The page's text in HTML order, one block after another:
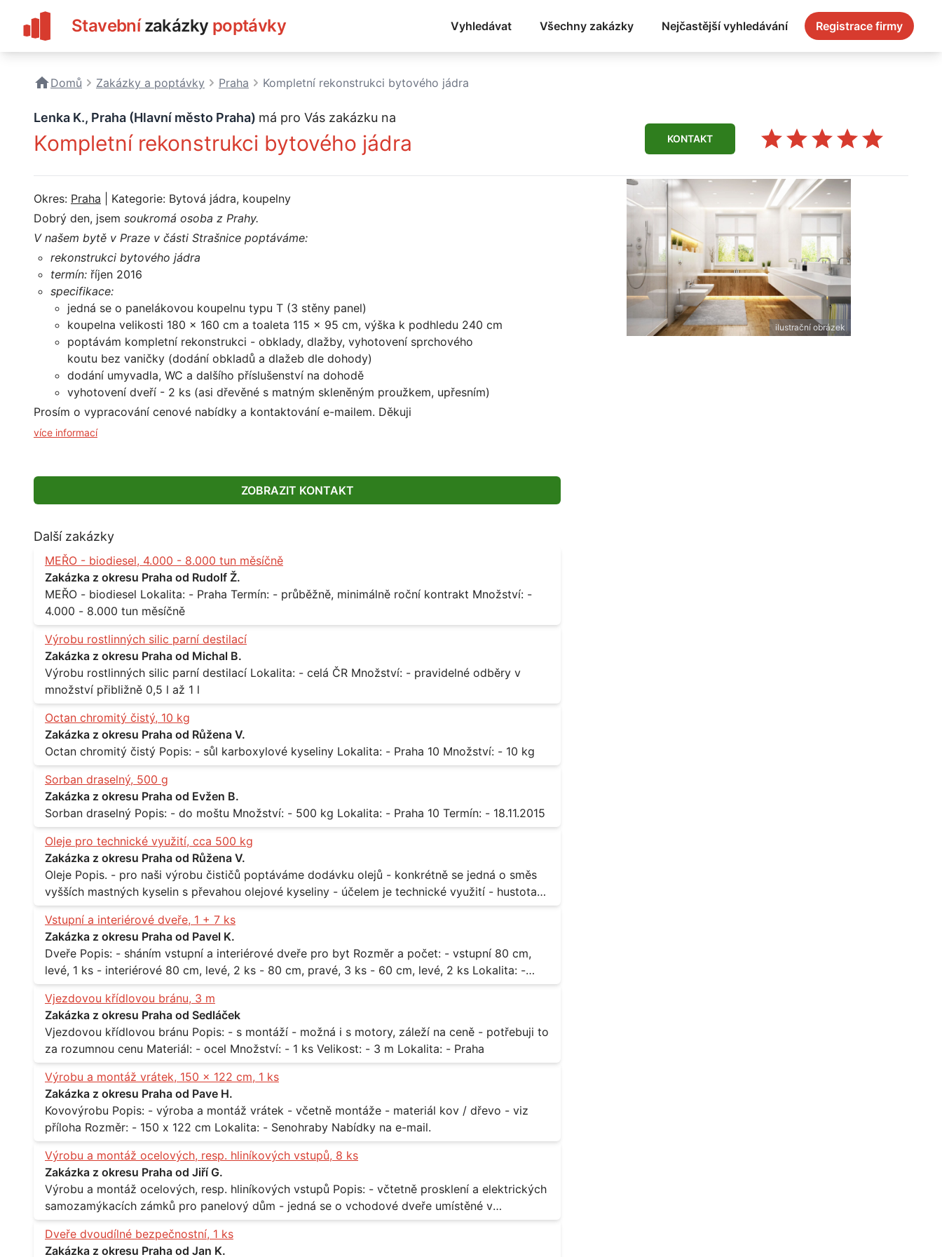
Stavební zakázky poptávky Vyhledávat Všechny zakázky Nejčastější vyhledávání Registrace firmy
Domů Zakázky a poptávky Praha Kompletní rekonstrukci bytového jádra
Lenka K., Praha (Hlavní město Praha) má pro Vás zakázku na
Kompletní rekonstrukci bytového jádra KONTAKT
Okres: Praha | Kategorie: Bytová jádra, koupelny
Dobrý den, jsem soukromá osoba z Prahy.
V našem bytě v Praze v části Strašnice poptáváme:
rekonstrukci bytového jádra
termín: říjen 2016
specifikace:
jedná se o panelákovou koupelnu typu T (3 stěny panel)
koupelna velikosti 180 x 160 cm a toaleta 115 x 95 cm, výška k podhledu 240 cm
poptávám kompletní rekonstrukci - obklady, dlažby, vyhotovení sprchového
koutu bez vaničky (dodání obkladů a dlažeb dle dohody)
dodání umyvadla, WC a dalšího příslušenství na dohodě
vyhotovení dveří - 2 ks (asi dřevěné s matným skleněným proužkem, upřesním)
Prosím o vypracování cenové nabídky a kontaktování e-mailem. Děkuji
více informací
ZOBRAZIT KONTAKT
Další zakázky
MEŘO - biodiesel, 4.000 - 8.000 tun měsíčně
Zakázka z okresu Praha od Rudolf Ž.
MEŘO - biodiesel Lokalita: - Praha Termín: - průběžně, minimálně roční kontrakt Množství: -
4.000 - 8.000 tun měsíčně
Výrobu rostlinných silic parní destilací
Zakázka z okresu Praha od Michal B.
Výrobu rostlinných silic parní destilací Lokalita: - celá ČR Množství: - pravidelné odběry v
množství přibližně 0,5 l až 1 l
Octan chromitý čistý, 10 kg
Zakázka z okresu Praha od Růžena V.
Octan chromitý čistý Popis: - sůl karboxylové kyseliny Lokalita: - Praha 10 Množství: - 10 kg
Sorban draselný, 500 g
Zakázka z okresu Praha od Evžen B.
Sorban draselný Popis: - do moštu Množství: - 500 kg Lokalita: - Praha 10 Termín: - 18.11.2015
Oleje pro technické využití, cca 500 kg
Zakázka z okresu Praha od Růžena V.
Oleje Popis. - pro naši výrobu čističů poptáváme dodávku olejů - konkrétně se jedná o směs
vyšších mastných kyselin s převahou olejové kyseliny - účelem je technické využití - hustota
při 20°C - cca 870 kg / m3 Balení: - po 190 kg v sudu Množství: - cca 500 kg - roční spotřeba
Lokalita: - Praha
Vstupní a interiérové dveře, 1 + 7 ks
Zakázka z okresu Praha od Pavel K.
Dveře Popis: - sháním vstupní a interiérové dveře pro byt Rozměr a počet: - vstupní 80 cm,
levé, 1 ks - interiérové 80 cm, levé, 2 ks - 80 cm, pravé, 3 ks - 60 cm, levé, 2 ks Lokalita: -
Praha 10
Vjezdovou křídlovou bránu, 3 m
Zakázka z okresu Praha od Sedláček
Vjezdovou křídlovou bránu Popis: - s montáží - možná i s motory, záleží na ceně - potřebuji to
za rozumnou cenu Materiál: - ocel Množství: - 1 ks Velikost: - 3 m Lokalita: - Praha
Výrobu a montáž vrátek, 150 x 122 cm, 1 ks
Zakázka z okresu Praha od Pave H.
Kovovýrobu Popis: - výroba a montáž vrátek - včetně montáže - materiál kov / dřevo - viz
příloha Rozměr: - 150 x 122 cm Lokalita: - Senohraby Nabídky na e-mail.
Výrobu a montáž ocelových, resp. hliníkových vstupů, 8 ks
Zakázka z okresu Praha od Jiří G.
Výrobu a montáž ocelových, resp. hliníkových vstupů Popis: - včtetně prosklení a elektrických
samozamýkacích zámků pro panelový dům - jedná se o vchodové dveře umístěné v
zarámovaném a proskleném portálu - předmětem dodávky bude i demontáž stávajících a už
nevyhovujících prosklených, umělohmotných vstupů Množství: - 8 ks Lokalita: - 7, 9, 11, 13,
Dveře dvoudílné bezpečnostní, 1 ks
Zakázka z okresu Praha od Jan K.
ilustrační obrázek